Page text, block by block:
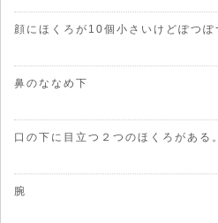
顔にほくろが10個小さいけどぽつ
鼻のななめ下
口の下に目立つ２つのほくろがある
腕